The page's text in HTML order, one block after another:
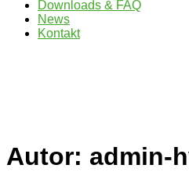
Downloads & FAQ
News
Kontakt
Autor: admin-